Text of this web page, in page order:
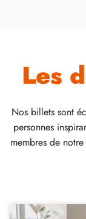
Les
Nos billets sont
personnes
membres de